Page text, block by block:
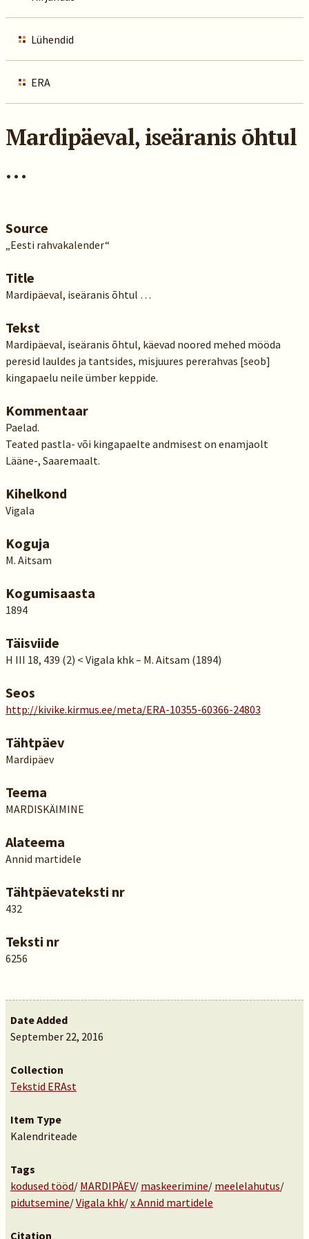
Lühendid
ERA
Mardipäeval, iseäranis õhtul
…
Source
„Eesti rahvakalender“
Title
Mardipäeval, iseäranis õhtul …
Tekst
Mardipäeval, iseäranis õhtul, käevad noored mehed mööda
peresid lauldes ja tantsides, misjuures pererahvas [seob]
kingapaelu neile ümber keppide.
Kommentaar
Paelad.
Teated pastla- või kingapaelte andmisest on enamjaolt
Lääne-, Saaremaalt.
Kihelkond
Vigala
Koguja
M. Aitsam
Kogumisaasta
1894
Täisviide
H III 18, 439 (2) < Vigala khk – M. Aitsam (1894)
Seos
http://kivike.kirmus.ee/meta/ERA-10355-60366-24803
Tähtpäev
Mardipäev
Teema
MARDISKÄIMINE
Alateema
Annid martidele
Tähtpäevateksti nr
432
Teksti nr
6256
Date Added
September 22, 2016
Collection
Tekstid ERAst
Item Type
Kalendriteade
Tags
kodused tööd/ MARDIPÄEV/ maskeerimine/ meelelahutus/
pidutsemine/Vigala khk/x Annid martidele
Citation